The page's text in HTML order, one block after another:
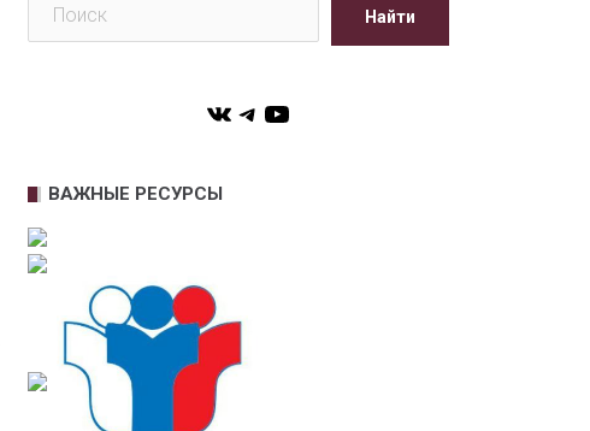
Найти
VKTelegram
YouTube
ВАЖНЫЕ РЕСУРСЫ